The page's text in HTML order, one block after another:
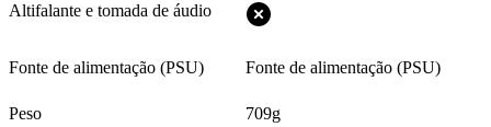
Altifalante e tomada de áudio
Fonte de alimentação (PSU) Fonte de alimentação (PSU)
Peso 709g